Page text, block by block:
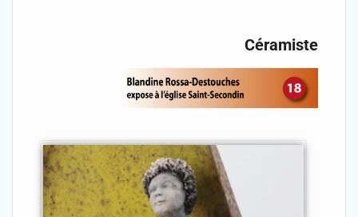
Céramiste